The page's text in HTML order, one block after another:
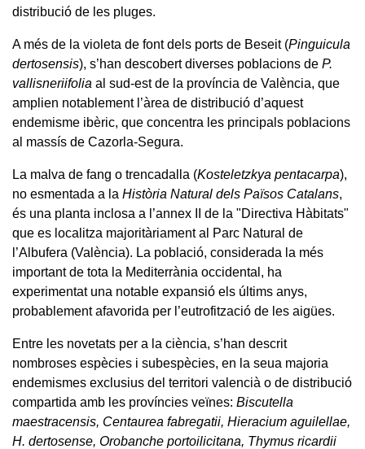
distribució de les pluges.
A més de la violeta de font dels ports de Beseit (Pinguicula
dertosensis), s’han descobert diverses poblacions de P.
vallisneriifolia al sud-est de la província de València, que
amplien notablement l’àrea de distribució d’aquest
endemisme ibèric, que concentra les principals poblacions
al massís de Cazorla-Segura.
La malva de fang o trencadalla (Kosteletzkya pentacarpa),
no esmentada a la Història Natural dels Països Catalans,
és una planta inclosa a l’annex II de la "Directiva Hàbitats"
que es localitza majoritàriament al Parc Natural de
l’Albufera (València). La població, considerada la més
important de tota la Mediterrània occidental, ha
experimentat una notable expansió els últims anys,
probablement afavorida per l’eutrofització de les aigües.
Entre les novetats per a la ciència, s’han descrit
nombroses espècies i subespècies, en la seua majoria
endemismes exclusius del territori valencià o de distribució
compartida amb les províncies veïnes: Biscutella
maestracensis, Centaurea fabregatii, Hieracium aguilellae,
H. dertosense, Orobanche portoilicitana, Thymus ricardii